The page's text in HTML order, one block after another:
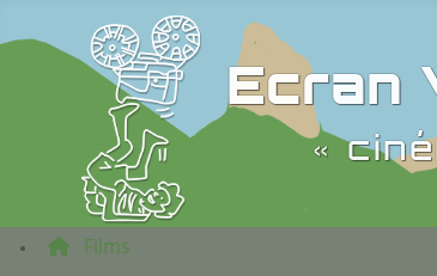
Ecran
«
Films